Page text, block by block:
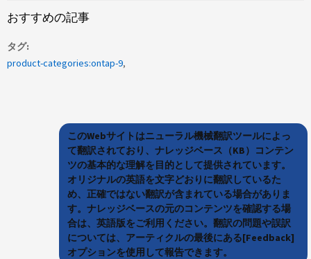
おすすめの記事
タグ
product-categories:ontap-9
このWebサイトはニューラル機械翻訳ツールによっ
て翻訳されており、ナレッジベース（KB）コンテン
ツの基本的な理解を目的として提供されています。
オリジナルの英語を文字どおりに翻訳しているた
め、正確ではない翻訳が含まれている場合がありま
す。ナレッジベースの元のコンテンツを確認する場
合は、英語版をご利用ください。翻訳の問題や誤訳
については、アーティクルの最後にある[Feedback]
オプションを使用して報告できます。